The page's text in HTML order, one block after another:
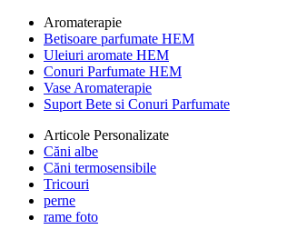
Aromaterapie
Betisoare parfumate HEM
Uleiuri aromate HEM
Conuri Parfumate HEM
Vase Aromaterapie
Suport Bete si Conuri Parfumate
Articole Personalizate
Căni albe
Căni termosensibile
Tricouri
perne
rame foto